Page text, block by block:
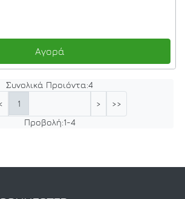
Αγορά
Συνολικά Προιόντα:4
1 >
>>
Προβολή:1-4